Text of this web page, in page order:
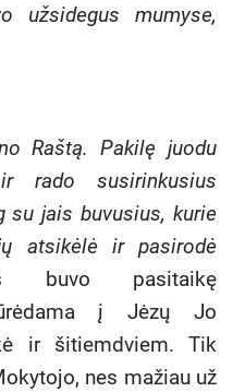
užsidegus mumyse,
Raštą. Pakilę juodu
rado susirinkusius
su jais buvusius, kurie
atsikėlė ir pasirodė
pasitaikę
į Jėzų Jo
ir šitiemdviem. Tik
nes mažiau už